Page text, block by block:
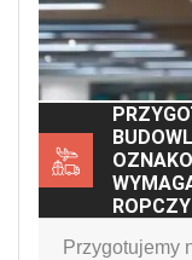
Przygotujemy